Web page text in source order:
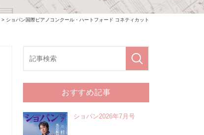
> ショパン国際ピアノコンクール・ハートフォード コネティカット
おすすめ記事
ショパン2026年7月号